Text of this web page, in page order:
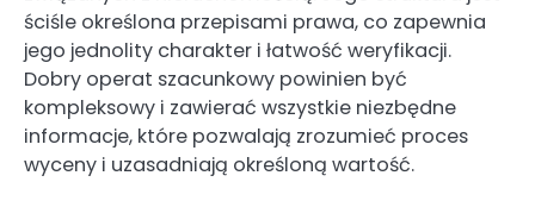
ściśle określona przepisami prawa, co zapewnia
jego jednolity charakter i łatwość weryfikacji.
Dobry operat szacunkowy powinien być
kompleksowy i zawierać wszystkie niezbędne
informacje, które pozwalają zrozumieć proces
wyceny i uzasadniają określoną wartość.